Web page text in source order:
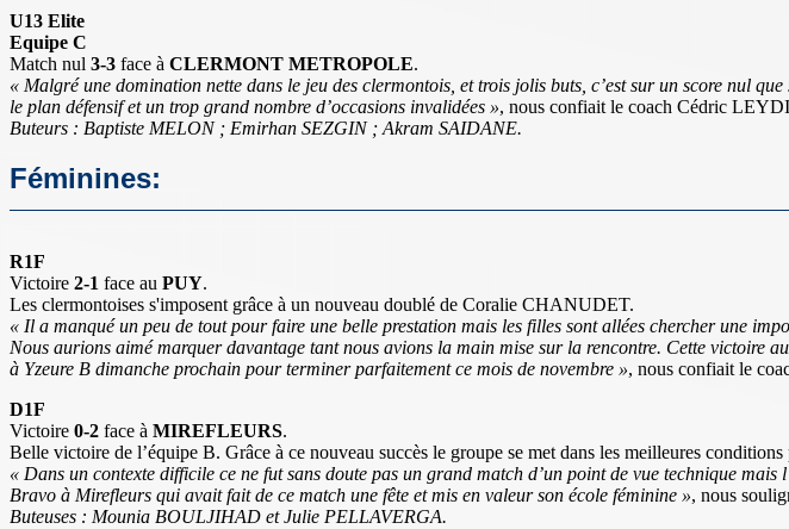
U13 Elite
Equipe C
Match nul 3-3 face à CLERMONT METROPOLE.
« Malgré une domination nette dans le jeu des clermontois, et trois jolis buts, c’est sur un score nul
le plan défensif et un trop grand nombre d’occasions invalidées », nous confiait le coach Cédric
Buteurs : Baptiste MELON ; Emirhan SEZGIN ; Akram SAIDANE.
Féminines:
R1F
Victoire 2-1 face au PUY.
Les clermontoises s'imposent grâce à un nouveau doublé de Coralie CHANUDET.
« Il a manqué un peu de tout pour faire une belle prestation mais les filles sont allées chercher une
Nous aurions aimé marquer davantage tant nous avions la main mise sur la rencontre. Cette victoire
à Yzeure B dimanche prochain pour terminer parfaitement ce mois de novembre », nous confiait le
D1F
Victoire 0-2 face à MIREFLEURS.
Belle victoire de l’équipe B. Grâce à ce nouveau succès le groupe se met dans les meilleures
« Dans un contexte difficile ce ne fut sans doute pas un grand match d’un point de vue technique
Bravo à Mirefleurs qui avait fait de ce match une fête et mis en valeur son école féminine », nous
Buteuses : Mounia BOULJIHAD et Julie PELLAVERGA.